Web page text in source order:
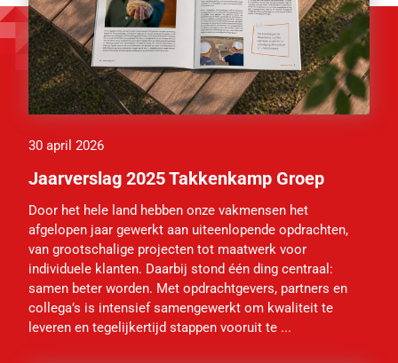
30 april 2026
Jaarverslag 2025 Takkenkamp Groep
Door het hele land hebben onze vakmensen het
afgelopen jaar gewerkt aan uiteenlopende opdrachten,
van grootschalige projecten tot maatwerk voor
individuele klanten. Daarbij stond één ding centraal:
samen beter worden. Met opdrachtgevers, partners en
collega’s is intensief samengewerkt om kwaliteit te
leveren en tegelijkertijd stappen vooruit te ...